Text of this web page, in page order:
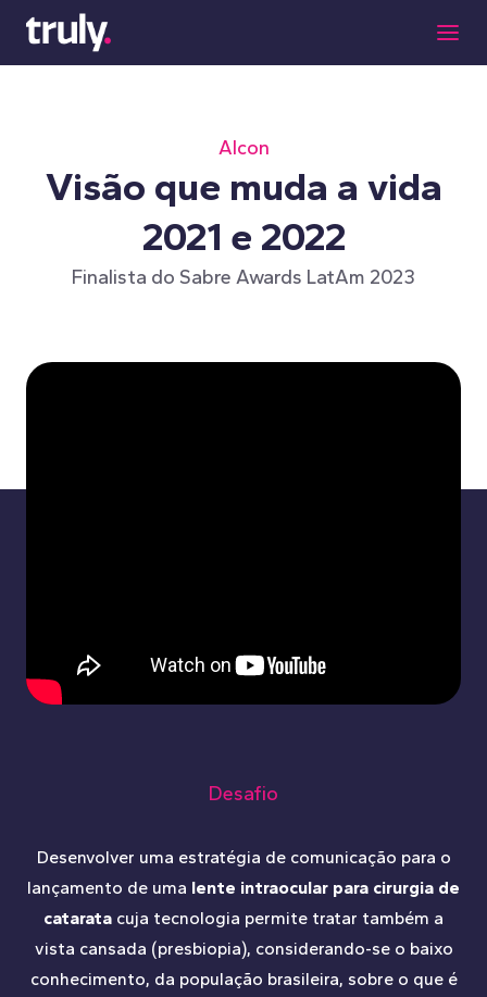
Alcon
Visão que muda a vida
2021 e 2022
Finalista do Sabre Awards LatAm 2023
Desafio
Desenvolver uma estratégia de comunicação para o
lançamento de uma lente intraocular para cirurgia de
catarata cuja tecnologia permite tratar também a
vista cansada (presbiopia), considerando-se o baixo
conhecimento, da população brasileira, sobre o que é